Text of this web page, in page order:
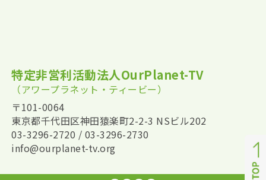
特定非営利活動法人OurPlanet-TV
（アワープラネット・ティービー）
〒101-0064
東京都千代田区神田猿楽町2-2-3 NSビル202
03-3296-2720 / 03-3296-2730
info@ourplanet-tv.org